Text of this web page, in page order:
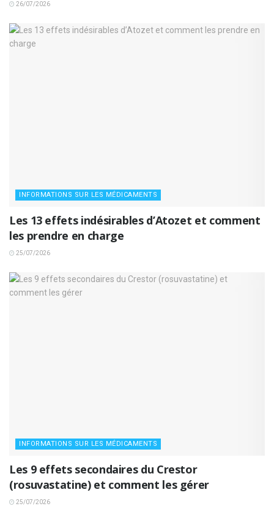
26/07/2026
INFORMATIONS SUR LES MÉDICAMENTS
Les 13 effets indésirables d’Atozet et comment
les prendre en charge
25/07/2026
INFORMATIONS SUR LES MÉDICAMENTS
Les 9 effets secondaires du Crestor
(rosuvastatine) et comment les gérer
25/07/2026